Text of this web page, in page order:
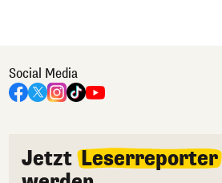
Social Media
Jetzt Leserreporter